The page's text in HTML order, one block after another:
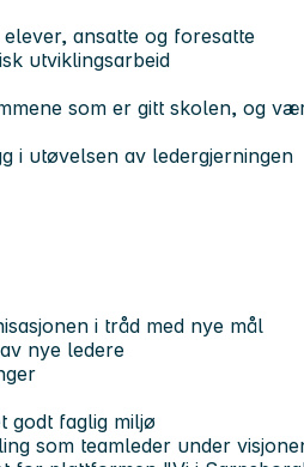
ansatte og foresatte
utviklingsarbeid
som er gitt skolen, og
i utøvelsen av ledergjerningen
i tråd med nye mål
nye ledere
godt faglig miljø
som teamleder under